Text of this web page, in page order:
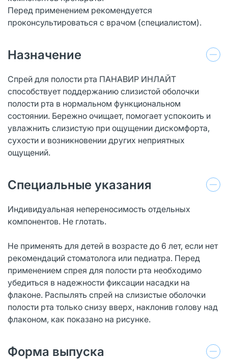
Перед применением рекомендуется
проконсультироваться с врачом (специалистом).
Назначение
Спрей для полости рта ПАНАВИР ИНЛАЙТ
способствует поддержанию слизистой оболочки
полости рта в нормальном функциональном
состоянии. Бережно очищает, помогает успокоить и
увлажнить слизистую при ощущении дискомфорта,
сухости и возникновении других неприятных
ощущений.
Специальные указания
Индивидуальная непереносимость отдельных
компонентов. Не глотать.
Не применять для детей в возрасте до 6 лет, если нет
рекомендаций стоматолога или педиатра. Перед
применением спрея для полости рта необходимо
убедиться в надежности фиксации насадки на
флаконе. Распылять спрей на слизистые оболочки
полости рта только снизу вверх, наклонив голову над
флаконом, как показано на рисунке.
Форма выпуска